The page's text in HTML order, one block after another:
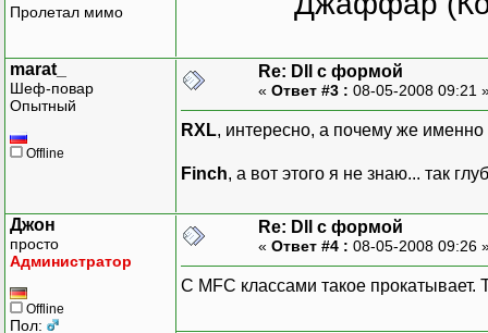
Пролетал мимо
marat_
Шеф-повар
Опытный
Offline
Re: Dll с формой
« Ответ #3 : 08-05-2008 09:21
RXL, интересно, а почему же именно
Finch, а вот этого я не знаю... так
Джон
просто
Администратор
Offline
Пол:
Re: Dll с формой
« Ответ #4 : 08-05-2008 09:26
С MFC классами такое прокатывает.